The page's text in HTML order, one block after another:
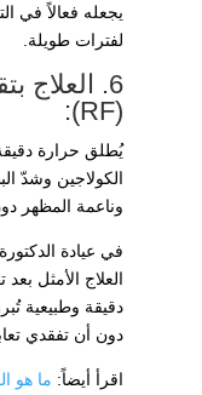
يجعله فعالاً في
لفترات طويلة.
6. العلاج
(RF):
يُطلق حرارة
الكولاجين وشدّ
وناعمة المظهر
في عيادة
العلاج الأمثل
دقيقة وطبيعية
دون أن تفقدي
اقرأ أيضاً: ما هو